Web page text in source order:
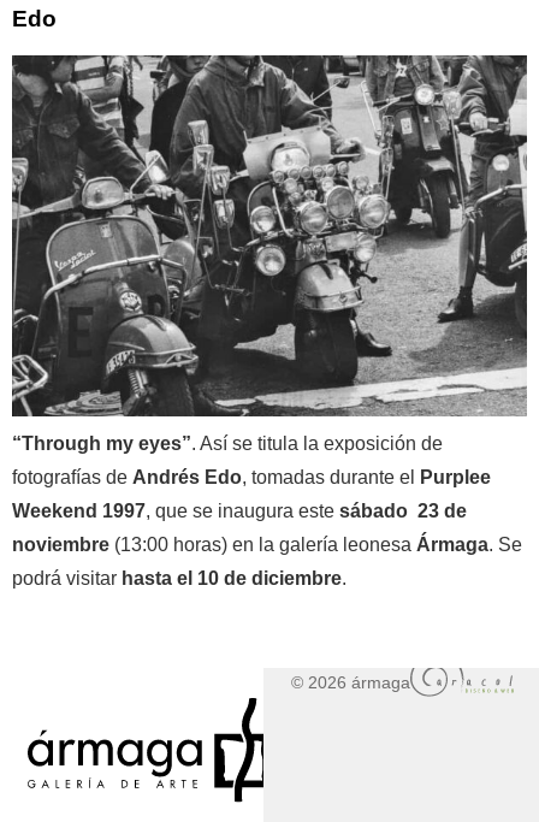
Edo
“Through my eyes”. Así se titula la exposición de
fotografías de Andrés Edo, tomadas durante el
Purplee
Weekend 1997, que se inaugura este sábado 23 de
noviembre (13:00 horas) en la galería leonesa Ármaga. Se
podrá visitar hasta el 10 de diciembre.
© 2026 ármaga